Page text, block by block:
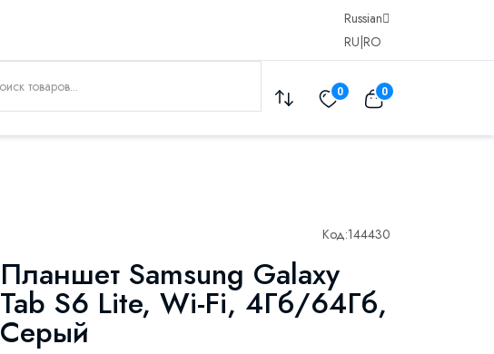
Russian
RU RO
0 0
Код:144430
Планшет Samsung Galaxy
Tab S6 Lite, Wi-Fi, 4Гб/64Гб,
Серый